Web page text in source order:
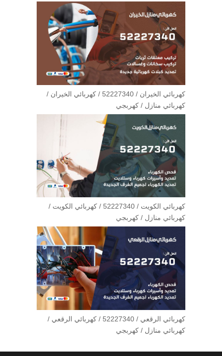
كهربائي الخيران / 52227340 / كهربائي الخيران /
كهربائي منازل / كهربجي
كهربائي الكويت / 52227340 / كهربائي الكويت /
كهربائي منازل / كهربجي
كهربائي الرقعي / 52227340 / كهربائي الرقعي /
كهربائي منازل / كهربجي